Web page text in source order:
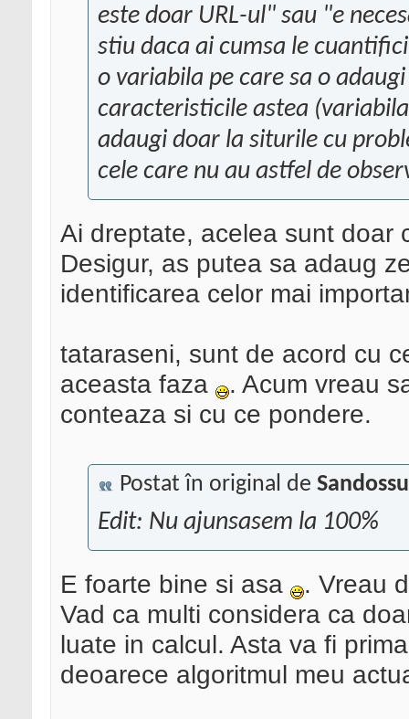
este doar URL-ul" sau "e
stiu daca ai cumsa le
o variabila pe care sa o
caracteristicile astea
adaugi doar la siturile cu
cele care nu au astfel de
Ai dreptate, acelea sunt doar
Desigur, as putea sa adaug
identificarea celor mai
tataraseni, sunt de acord cu
aceasta faza
. Acum vreau
conteaza si cu ce pondere.
Postat în original de Sandossu
Edit: Nu ajunsasem la 100%
E foarte bine si asa
. Vreau
Vad ca multi considera ca
luate in calcul. Asta va fi
deoarece algoritmul meu